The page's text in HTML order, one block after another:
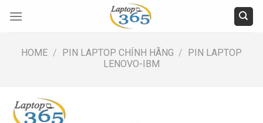
HOME / PIN LAPTOP CHÍNH HÃNG / PIN LAPTOP
LENOVO-IBM